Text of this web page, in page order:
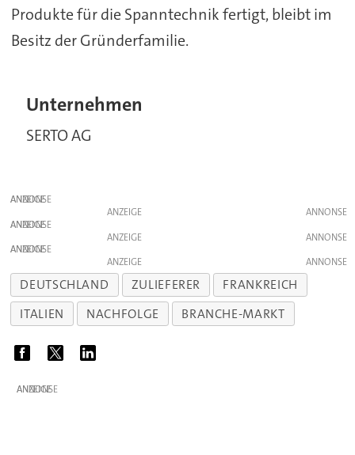
Produkte für die Spanntechnik fertigt, bleibt im
Besitz der Gründerfamilie.
Unternehmen
SERTO AG
ANZEIGE
ANZEIGE
ANZEIGE
ANZEIGE
ANZEIGE
ANZEIGE
DEUTSCHLAND ZULIEFERER
FRANKREICH
ITALIEN
NACHFOLGE BRANCHE-MARKT
ANZEIGE